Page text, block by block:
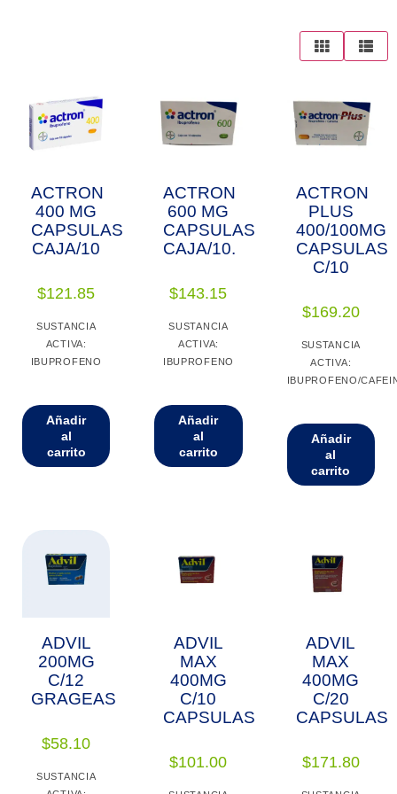
ACTRON
400 MG
CAPSULAS
CAJA/10
$121.85
SUSTANCIA
ACTIVA:
IBUPROFENO
Añadir
al
carrito
ACTRON
600 MG
CAPSULAS
CAJA/10.
$143.15
SUSTANCIA
ACTIVA:
IBUPROFENO
Añadir
al
carrito
ACTRON
PLUS
400/100MG
CAPSULAS
C/10
$169.20
SUSTANCIA
ACTIVA:
IBUPROFENO/
Añadir
al
carrito
ADVIL
200MG
C/12
GRAGEAS
$58.10
SUSTANCIA
ADVIL
MAX
400MG
C/10
CAPSULAS
$101.00
ADVIL
MAX
400MG
C/20
CAPSULAS
$171.80